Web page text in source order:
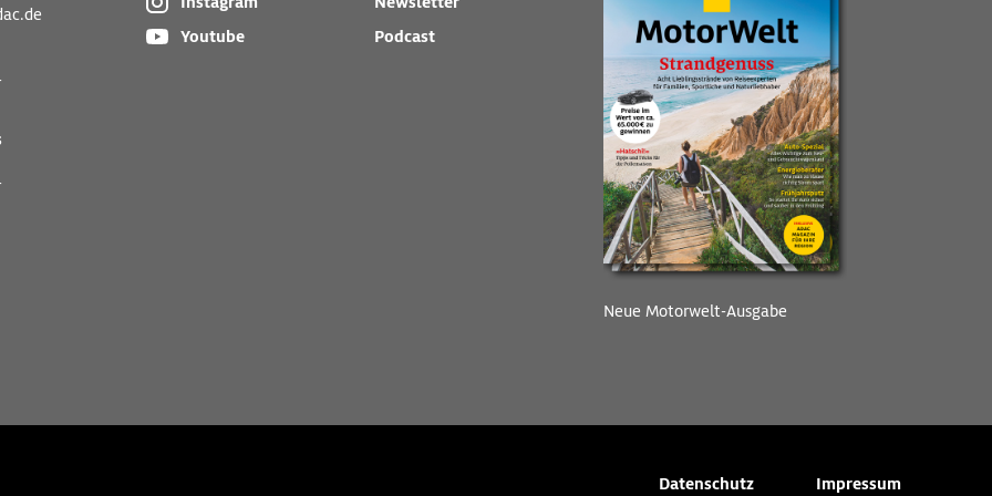
Youtube
Podcast
Neue Motorwelt-Ausgabe
Datenschutz Impressum